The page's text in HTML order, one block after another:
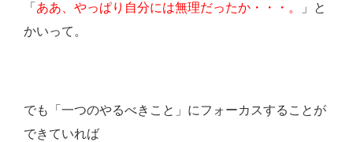
「 ああ、やっぱり自分には無理だったか・・・。
」と
かいって。
でも「一つのやるべきこと」にフォーカスすることが
できていれば